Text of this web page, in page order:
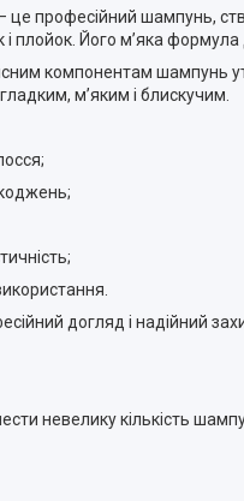
професійний шампунь,
плойок. Його м’яка
компонентам шампунь
м’яким і блискучим.
догляд і надійний
невелику кількість